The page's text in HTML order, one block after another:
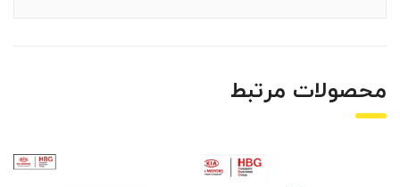
محصولات مرتبط